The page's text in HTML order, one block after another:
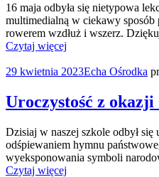
16 maja odbyła się nietypowa
multimedialną w ciekawy
rowerem wzdłuż i wszerz.
Czytaj więcej
29 kwietnia 2023Echa Ośrodka
Uroczystość z
Dzisiaj w naszej szkole odbył
odśpiewaniem hymnu
wyeksponowania symboli
Czytaj więcej